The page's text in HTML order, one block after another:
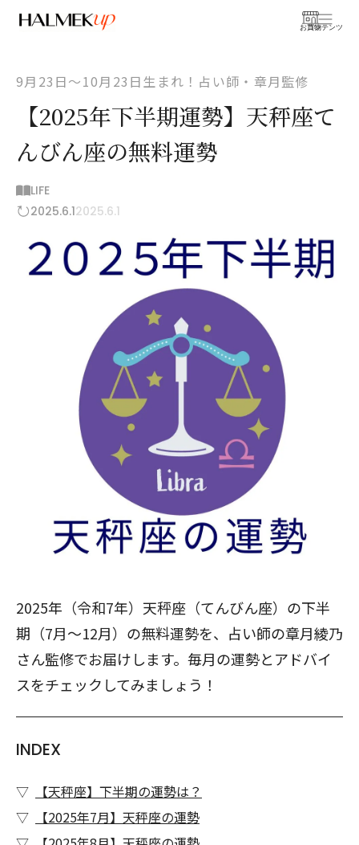
お買物
コンテンツ
9月23日〜10月23日生まれ！占い師・章月監修
【2025年下半期運勢】天秤座て
んびん座の無料運勢
LIFE
2025.6.12025.6.1
2025年（令和7年）天秤座（てんびん座）の下半
期（7月～12月）の無料運勢を、占い師の章月綾乃
さん監修でお届けします。毎月の運勢とアドバイ
スをチェックしてみましょう！
INDEX
【天秤座】下半期の運勢は？
【2025年7月】天秤座の運勢